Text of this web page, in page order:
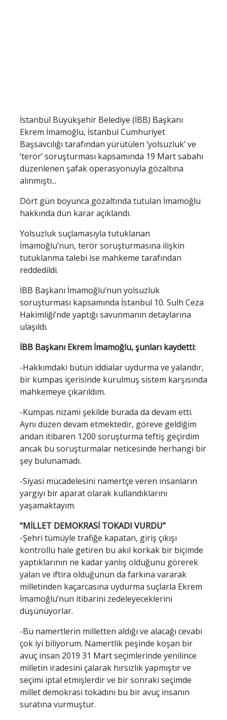
İstanbul Büyükşehir Belediye (İBB) Başkanı
Ekrem İmamoğlu, İstanbul Cumhuriyet
Başsavcılığı tarafından yürütülen ‘yolsuzluk’ ve
‘terör’ soruşturması kapsamında 19 Mart sabahı
düzenlenen şafak operasyonuyla gözaltına
alınmıştı...
Dört gün boyunca gözaltında tutulan İmamoğlu
hakkında dün karar açıklandı.
Yolsuzluk suçlamasıyla tutuklanan
İmamoğlu’nun, terör soruşturmasına ilişkin
tutuklanma talebi ise mahkeme tarafından
reddedildi.
İBB Başkanı İmamoğlu’nun yolsuzluk
soruşturması kapsamında İstanbul 10. Sulh Ceza
Hakimliği’nde yaptığı savunmanın detaylarına
ulaşıldı.
İBB Başkanı Ekrem İmamoğlu, şunları kaydetti:
-Hakkımdaki bütün iddialar uydurma ve yalandır,
bir kumpas içerisinde kurulmuş sistem karşısında
mahkemeye çıkarıldım.
-Kumpas nizami şekilde burada da devam etti.
Aynı düzen devam etmektedir, göreve geldiğim
andan itibaren 1200 soruşturma teftiş geçirdim
ancak bu soruşturmalar neticesinde herhangi bir
şey bulunamadı.
-Siyasi mücadelesini namertçe veren insanların
yargıyı bir aparat olarak kullandıklarını
yaşamaktayım.
“MİLLET DEMOKRASİ TOKADI VURDU”
-Şehri tümüyle trafiğe kapatan, giriş çıkışı
kontrollü hale getiren bu akıl korkak bir biçimde
yaptıklarının ne kadar yanlış olduğunu görerek
yalan ve iftira olduğunun da farkına vararak
milletinden kaçarcasına uydurma suçlarla Ekrem
İmamoğlu’nun itibarini zedeleyeceklerini
düşünüyorlar.
-Bu namertlerin milletten aldığı ve alacağı cevabi
çok iyi biliyorum. Namertlik peşinde koşan bir
avuç insan 2019 31 Mart seçimlerinde yenilince
milletin iradesini çalarak hırsızlık yapmıştır ve
seçimi iptal etmişlerdir ve bir sonraki seçimde
millet demokrasi tokadını bu bir avuç insanın
suratına vurmuştur.